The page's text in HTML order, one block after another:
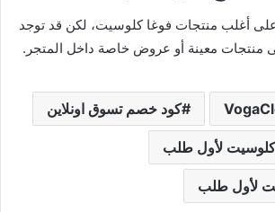
على أغلب منتجات فوغا كلوسيت، لكن قد توجد
منتجات معينة أو عروض خاصة داخل المتجر.
كود خصم تسوق اونلاين
لأول طلب
لأول طلب